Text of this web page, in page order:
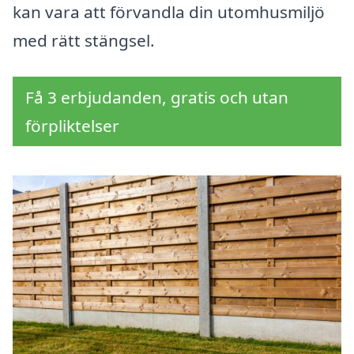
kan vara att förvandla din utomhusmiljö
med rätt stängsel.
Få 3 erbjudanden, gratis och utan
förpliktelser